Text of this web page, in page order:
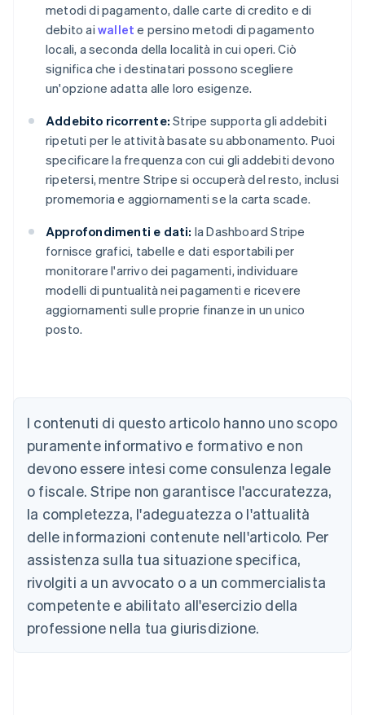
metodi di pagamento, dalle carte di credito e di
debito ai wallet e persino metodi di pagamento
locali, a seconda della località in cui operi. Ciò
significa che i destinatari possono scegliere
un'opzione adatta alle loro esigenze.
Addebito ricorrente: Stripe supporta gli addebiti
ripetuti per le attività basate su abbonamento. Puoi
specificare la frequenza con cui gli addebiti devono
ripetersi, mentre Stripe si occuperà del resto, inclusi
promemoria e aggiornamenti se la carta scade.
Approfondimenti e dati: la Dashboard Stripe
fornisce grafici, tabelle e dati esportabili per
monitorare l'arrivo dei pagamenti, individuare
modelli di puntualità nei pagamenti e ricevere
aggiornamenti sulle proprie finanze in un unico
posto.
I contenuti di questo articolo hanno uno scopo
puramente informativo e formativo e non
devono essere intesi come consulenza legale
o fiscale. Stripe non garantisce l'accuratezza,
la completezza, l'adeguatezza o l'attualità
delle informazioni contenute nell'articolo. Per
assistenza sulla tua situazione specifica,
rivolgiti a un avvocato o a un commercialista
competente e abilitato all'esercizio della
professione nella tua giurisdizione.
English
DeutschEnglish
Belgio
Nederlands Français English
Brasile
PortuguêsEnglish
Bulgaria
Canada
EnglishFrançais
Cina continentale
简体中文English
Cipro